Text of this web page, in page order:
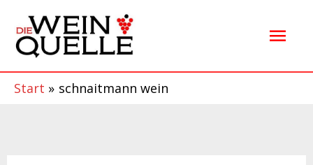
Inhalt
springen
Start schnaitmann wein